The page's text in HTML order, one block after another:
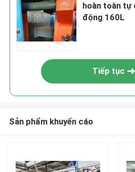
hoàn toàn tự
động 160L
Tiếp tục
Sản phẩm khuyến cáo